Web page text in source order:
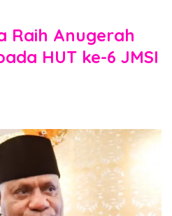
Raih Anugerah
HUT ke-6 JMSI